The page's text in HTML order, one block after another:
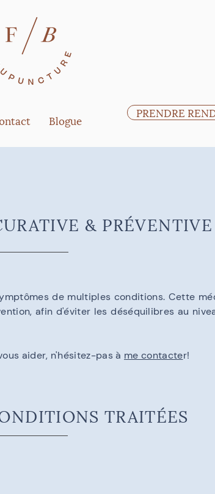
Blogue PRENDRE
& PRÉVENTIVE
de multiples conditions. Cette
afin d'éviter les déséquilibres au
aider, n'hésitez-pas à me contacter!
TRAITÉES